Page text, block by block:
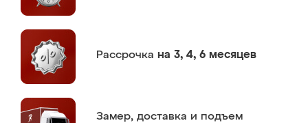
Рассрочка на 3, 4, 6 месяцев
Замер, доставка и подъем